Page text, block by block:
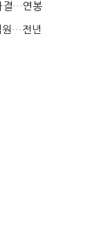
결…연봉
원…전년